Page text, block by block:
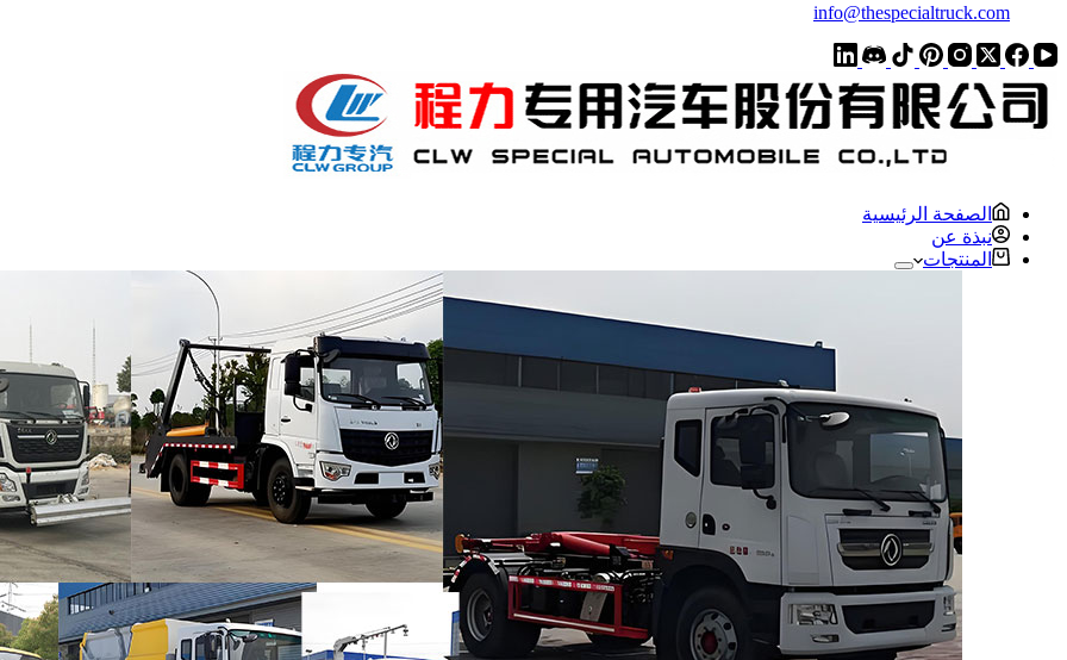
info@thespecialtruck.com
الصفحة الرئيسية
نبذة عن
المنتجات